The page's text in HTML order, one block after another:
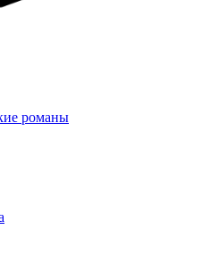
романы